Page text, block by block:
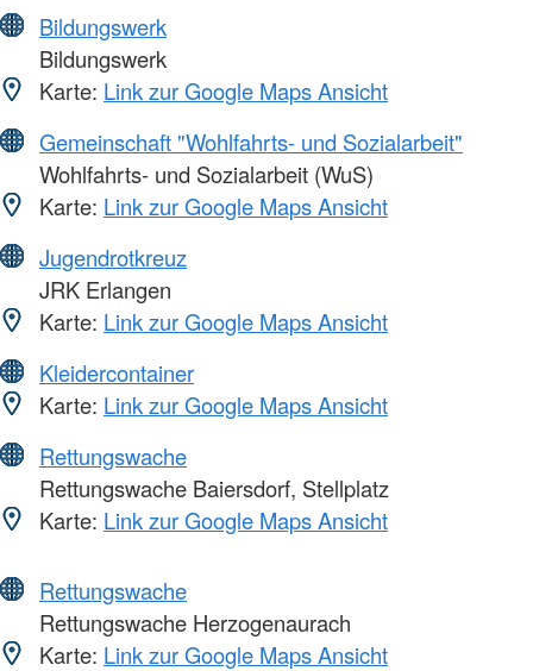
Bildungswerk
Bildungswerk
Karte: Link zur Google Maps Ansicht
Gemeinschaft "Wohlfahrts- und Sozialarbeit"
Wohlfahrts- und Sozialarbeit (WuS)
Karte: Link zur Google Maps Ansicht
Jugendrotkreuz
JRK Erlangen
Karte: Link zur Google Maps Ansicht
Kleidercontainer
Karte: Link zur Google Maps Ansicht
Rettungswache
Rettungswache Baiersdorf, Stellplatz
Karte: Link zur Google Maps Ansicht
Rettungswache
Rettungswache Herzogenaurach
Karte: Link zur Google Maps Ansicht